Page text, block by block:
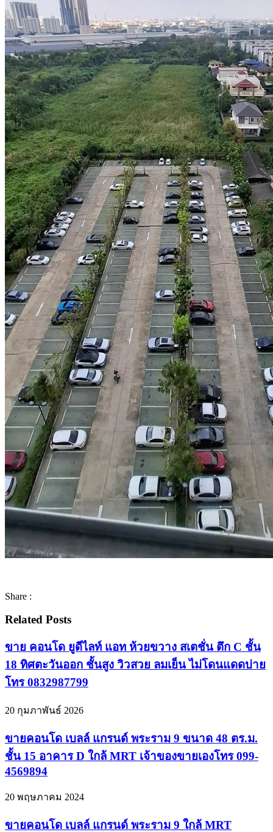
Share :
Related Posts
ขาย คอนโด ยูดีไลท์ แอท ห้วยขวาง สเตชั่น ตึก C ชั้น
18 ทิศตะวันออก ชั้นสูง วิวสวย ลมเย็น ไม่โดนแดดบ่าย
โทร 0832987799
20 กุมภาพันธ์ 2026
ขายคอนโด เบลล์ แกรนด์ พระราม 9 ขนาด 48 ตร.ม.
ชั้น 15 อาคาร D ใกล้ MRT เจ้าของขายเองโทร 099-
4569894
20 พฤษภาคม 2024
ขายคอนโด เบลล์ แกรนด์ พระราม 9 ใกล้ MRT